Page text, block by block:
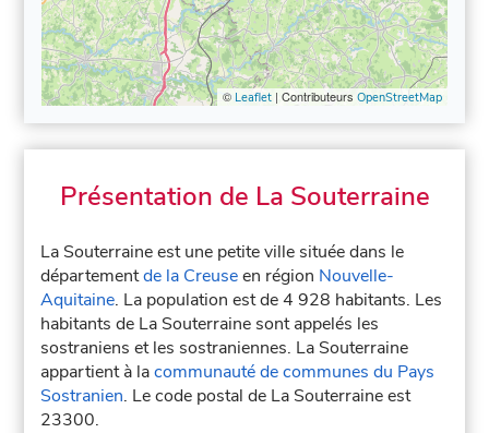
© Leaflet| Contributeurs OpenStreetMap
Présentation de La Souterraine
La Souterraine est une petite ville située dans le
départementde la Creuseen région Nouvelle-
Aquitaine. La population est de 4 928 habitants. Les
habitants de La Souterraine sont appelés les
sostraniens et les sostraniennes. La Souterraine
appartient à lacommunauté de communes du Pays
Sostranien. Le code postal de La Souterraine est
23300.